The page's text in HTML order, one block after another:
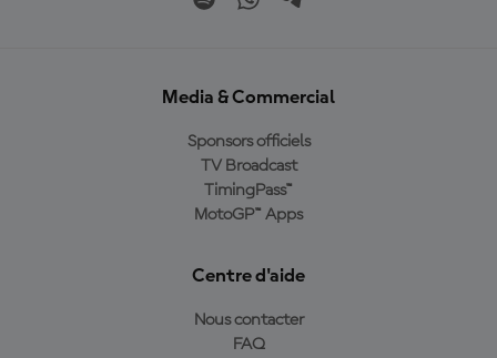
Media & Commercial
Sponsors officiels
TV Broadcast
TimingPass™
MotoGP™ Apps
Centre d'aide
Nous contacter
FAQ